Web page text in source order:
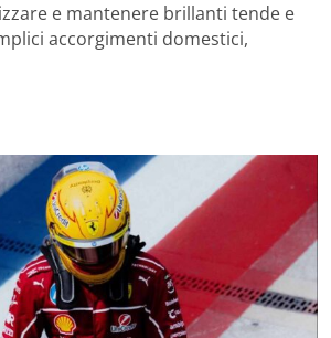
e mantenere brillanti tende e
accorgimenti domestici,